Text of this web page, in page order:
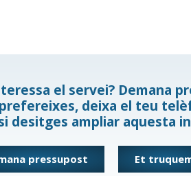
el servei? Demana
deixa el teu
desitges ampliar aquesta
pressupost Et